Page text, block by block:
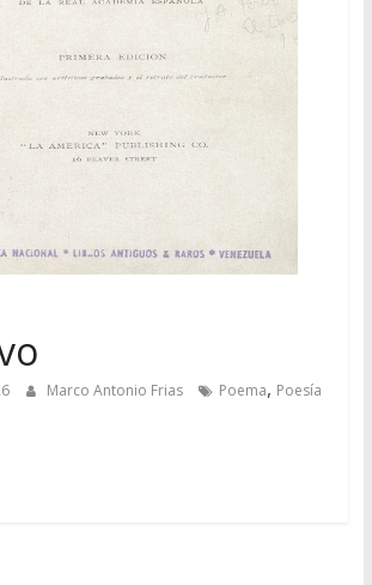
Marco Antonio Frias Poema, Poesía